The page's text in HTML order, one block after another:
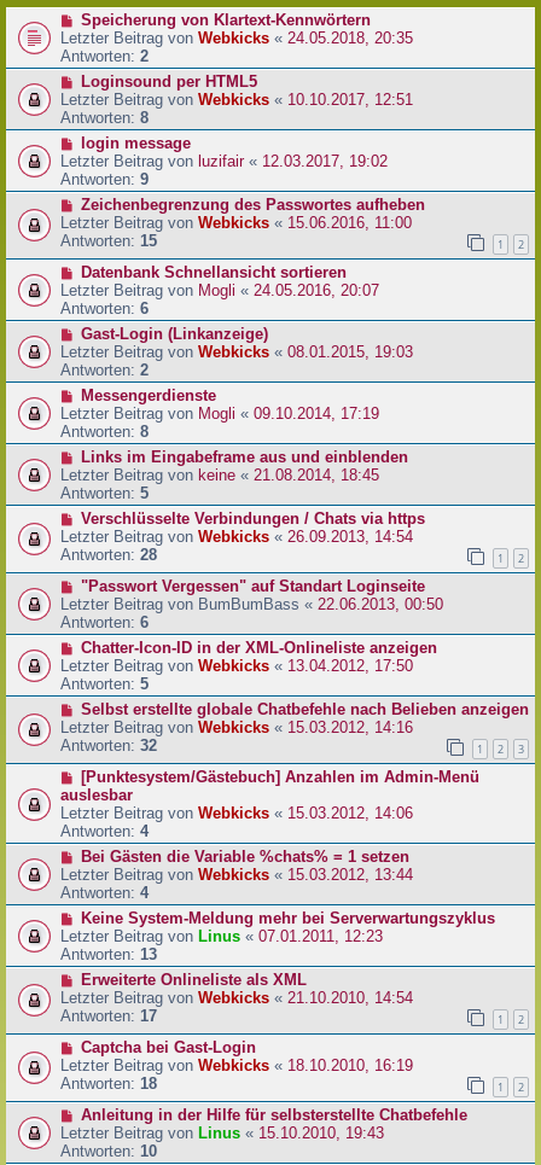
Speicherung von Klartext-Kennwörtern
Letzter Beitrag von Webkicks « 24.05.2018, 20:35
Antworten: 2
Loginsound per HTML5
Letzter Beitrag von Webkicks « 10.10.2017, 12:51
Antworten: 8
login message
Letzter Beitrag von luzifair« 12.03.2017, 19:02
Antworten: 9
Zeichenbegrenzung des Passwortes aufheben
Letzter Beitrag von Webkicks « 15.06.2016, 11:00
Antworten: 15 1 2
Datenbank Schnellansicht sortieren
Letzter Beitrag von Mogli « 24.05.2016, 20:07
Antworten: 6
Gast-Login (Linkanzeige)
Letzter Beitrag von Webkicks « 08.01.2015, 19:03
Antworten: 2
Messengerdienste
Letzter Beitrag von Mogli « 09.10.2014, 17:19
Antworten: 8
Links im Eingabeframe aus und einblenden
Letzter Beitrag von keine « 21.08.2014, 18:45
Antworten: 5
Verschlüsselte Verbindungen / Chats via https
Letzter Beitrag von Webkicks « 26.09.2013, 14:54
Antworten: 28 1 2
"Passwort Vergessen" auf Standart Loginseite
Letzter Beitrag von BumBumBass « 22.06.2013, 00:50
Antworten: 6
Chatter-Icon-ID in der XML-Onlineliste anzeigen
Letzter Beitrag von Webkicks « 13.04.2012, 17:50
Antworten: 5
Selbst erstellte globale Chatbefehle nach Belieben anzeigen
Letzter Beitrag von Webkicks « 15.03.2012, 14:16
Antworten: 32 1 2 3
[Punktesystem/Gästebuch] Anzahlen im Admin-Menü
auslesbar
Letzter Beitrag von Webkicks « 15.03.2012, 14:06
Antworten: 4
Bei Gästen die Variable %chats% = 1 setzen
Letzter Beitrag von Webkicks « 15.03.2012, 13:44
Antworten: 4
Keine System-Meldung mehr bei Serverwartungszyklus
Letzter Beitrag von Linus « 07.01.2011, 12:23
Antworten: 13
Erweiterte Onlineliste als XML
Letzter Beitrag von Webkicks « 21.10.2010, 14:54
Antworten: 17 1 2
Captcha bei Gast-Login
Letzter Beitrag von Webkicks « 18.10.2010, 16:19
Antworten: 18 1 2
Anleitung in der Hilfe für selbsterstellte Chatbefehle
Letzter Beitrag von Linus « 15.10.2010, 19:43
Antworten: 10